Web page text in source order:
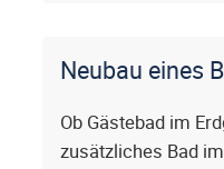
Neubau eines
Ob Gästebad im
zusätzliches Bad